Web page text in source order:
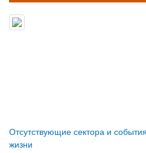
Отсутствующие сектора и
жизни